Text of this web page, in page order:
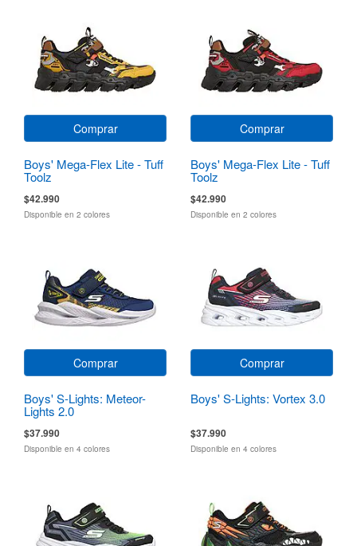
Comprar
Boys' Mega-Flex Lite - Tuff
Toolz
$42.990
Disponible en 2 colores
Comprar
Boys' Mega-Flex Lite - Tuff
Toolz
$42.990
Disponible en 2 colores
Comprar
Boys' S-Lights: Meteor-
Lights 2.0
$37.990
Disponible en 4 colores
Comprar
Boys' S-Lights: Vortex 3.0
$37.990
Disponible en 4 colores